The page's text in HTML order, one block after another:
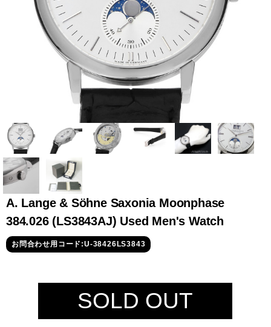
オーデマピゲ ウブロ
グランド
セイコー
A. Lange & Söhne Saxonia Moonphase
384.026 (LS3843AJ) Used Men's Watch
お問合わせ用コード:U-38426LS3843
SOLD OUT